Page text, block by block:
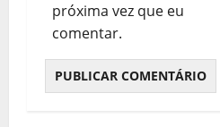
próxima vez que eu
comentar.